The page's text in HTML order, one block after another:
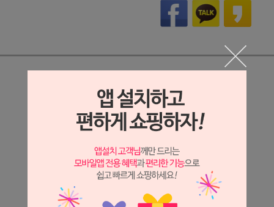
상세정보 새창 열기
상세 정보를 확대해 보실 수 있습니다.
※ 필독해주세요 ※
는 시세 변동에 따라 가격이 달라질 수 있으니
문의 후 주문 바랍니다.